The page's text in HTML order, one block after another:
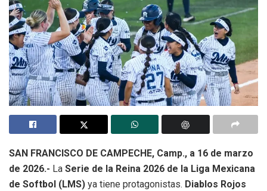
SAN FRANCISCO DE CAMPECHE, Camp., a 16 de marzo
de 2026.- La Serie de la Reina 2026 de la Liga Mexicana
de Softbol (LMS) ya tiene protagonistas. Diablos Rojos